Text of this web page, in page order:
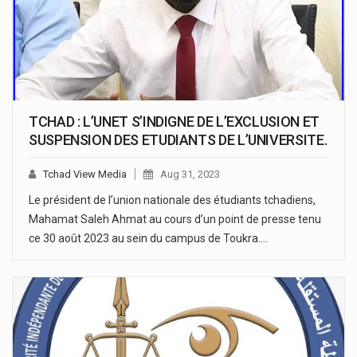
TCHAD : L’UNET S’INDIGNE DE L’EXCLUSION ET
SUSPENSION DES ETUDIANTS DE L’UNIVERSITE.
Tchad View Media Aug 31, 2023
Le président de l’union nationale des étudiants tchadiens,
Mahamat Saleh Ahmat au cours d’un point de presse tenu
ce 30 août 2023 au sein du campus de Toukra.…